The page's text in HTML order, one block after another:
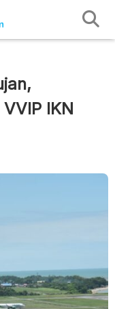
IKN